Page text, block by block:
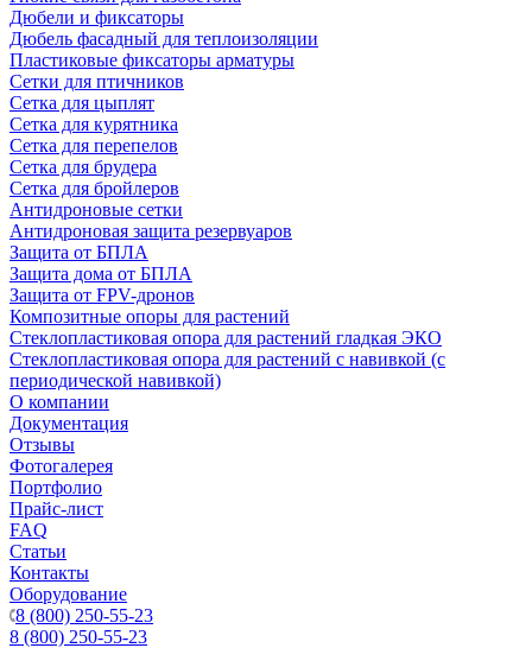
Дюбели и фиксаторы
Дюбель фасадный для теплоизоляции
Пластиковые фиксаторы арматуры
Сетки для птичников
Сетка для цыплят
Сетка для курятника
Сетка для перепелов
Сетка для брудера
Сетка для бройлеров
Антидроновые сетки
Антидроновая защита резервуаров
Защита от БПЛА
Защита дома от БПЛА
Защита от FPV-дронов
Композитные опоры для растений
Стеклопластиковая опора для растений гладкая ЭКО
Стеклопластиковая опора для растений с навивкой (с
периодической навивкой)
О компании
Документация
Отзывы
Фотогалерея
Портфолио
Прайс-лист
FAQ
Статьи
Контакты
Оборудование
8 (800) 250-55-23
8 (800) 250-55-23